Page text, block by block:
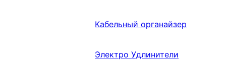
Кабельный органайзер
Электро Удлинители